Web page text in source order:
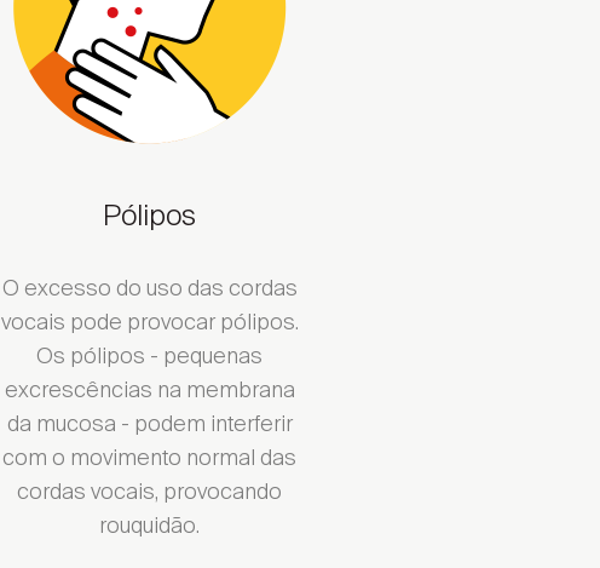
Pólipos
O excesso do uso das cordas
vocais pode provocar pólipos.
Os pólipos - pequenas
excrescências na membrana
da mucosa - podem interferir
com o movimento normal das
cordas vocais, provocando
rouquidão.